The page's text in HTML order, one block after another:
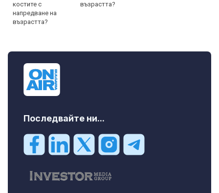
възрастта?
Последвайте ни...